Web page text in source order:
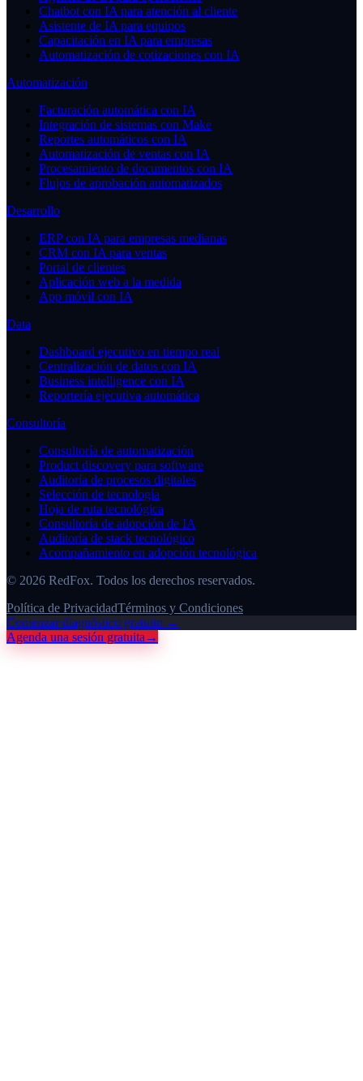
Chatbot con IA para atención al cliente
Asistente de IA para equipos
Capacitación en IA para empresas
Automatización de cotizaciones con IA
Automatización
Facturación automática con IA
Integración de sistemas con Make
Reportes automáticos con IA
Automatización de ventas con IA
Procesamiento de documentos con IA
Flujos de aprobación automatizados
Desarrollo
ERP con IA para empresas medianas
CRM con IA para ventas
Portal de clientes
Aplicación web a la medida
App móvil con IA
Data
Dashboard ejecutivo en tiempo real
Centralización de datos con IA
Business intelligence con IA
Reportería ejecutiva automática
Consultoría
Consultoría de automatización
Product discovery para software
Auditoría de procesos digitales
Selección de tecnología
Hoja de ruta tecnológica
Consultoría de adopción de IA
Auditoría de stack tecnológico
Acompañamiento en adopción tecnológica
© 2026 RedFox. Todos los derechos reservados.
Política de PrivacidadTérminos y Condiciones
Comenzar diagnóstico gratuito →
Agenda una sesión gratuita →